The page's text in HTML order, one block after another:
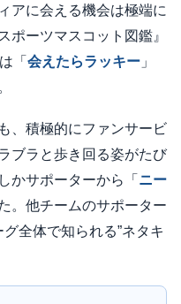
アに会える機会は極端に
ポーツマスコット図鑑』
「 会えたらラッキー 」
、積極的にファンサービ
ブラと歩き回る姿がたび
かサポーターから「 ニー
。他チームのサポーター
全体で知られる”ネタキ